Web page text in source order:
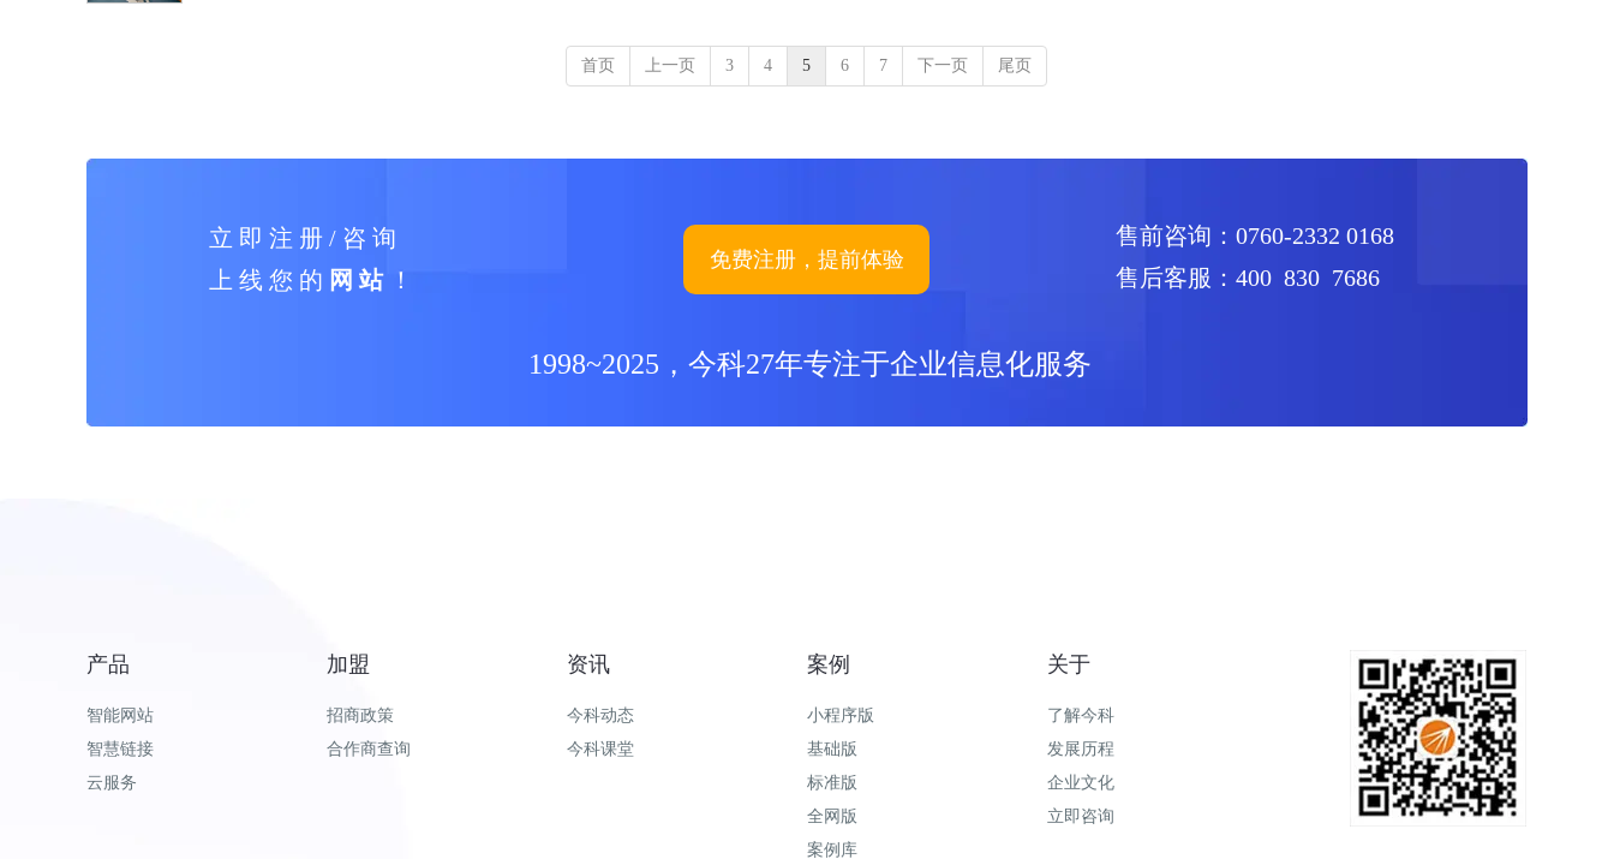
首页 上一页 3 4 5 6 7 下一页 尾页
售前咨询：0760-2332 0168
售后客服：400 830 7686
1998~2025，今科27年专注于企业信息化服务
立 即 注 册 / 咨 询
上 线 您 的 网 站！
免费注册，提前体验
产品
智能网站
智慧链接
云服务
加盟
招商政策
合作商查询
资讯
今科动态
今科课堂
案例
小程序版
基础版
标准版
全网版
案例库
关于
了解今科
发展历程
企业文化
立即咨询